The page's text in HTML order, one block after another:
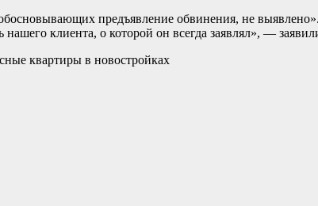
предъявление обвинения, не
клиента, о которой он всегда заявлял», —
квартиры в новостройках